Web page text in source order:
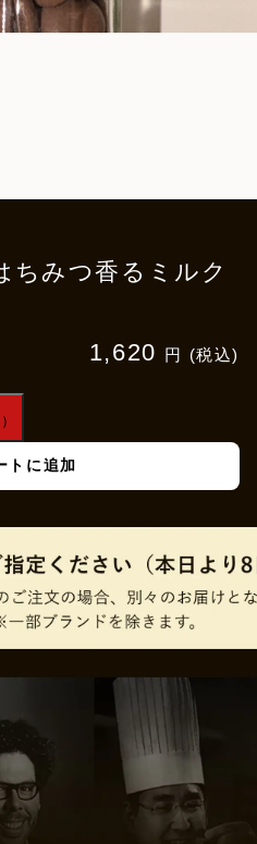
みつ香るミルク
1,620 円 (税込)
トに追加